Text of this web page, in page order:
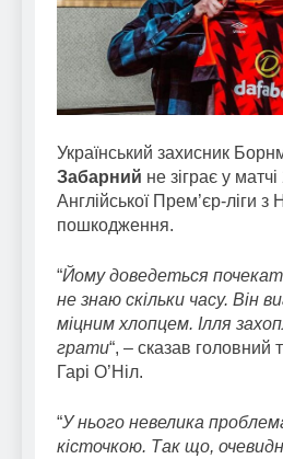
Український захисник
Забарний не зіграє у
Англійської Прем’єр-ліги
пошкодження.
“Йому доведеться
не знаю скільки часу. Він
міцним хлопцем. Ілля
грати“, – сказав головний
Гарі О’Ніл.
“У нього невелика
кісточкою. Так що,